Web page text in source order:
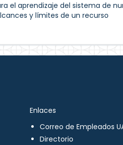
el aprendizaje del sistema de
y límites de un recurso
Enlaces
Correo de Empleados
Directorio